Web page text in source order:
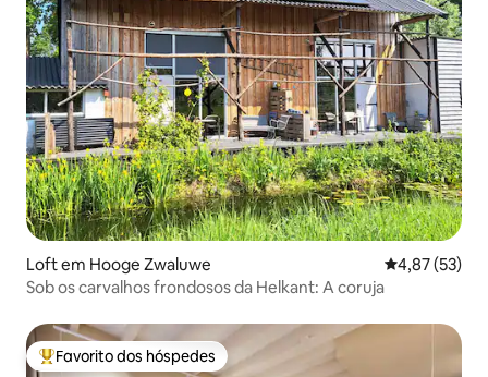
Loft em Hooge Zwaluwe Classificação
4,87 (53)
Sob os carvalhos frondosos da Helkant: A coruja
Favoritos dos hóspedes mais apreciados
Favorito dos hóspedes